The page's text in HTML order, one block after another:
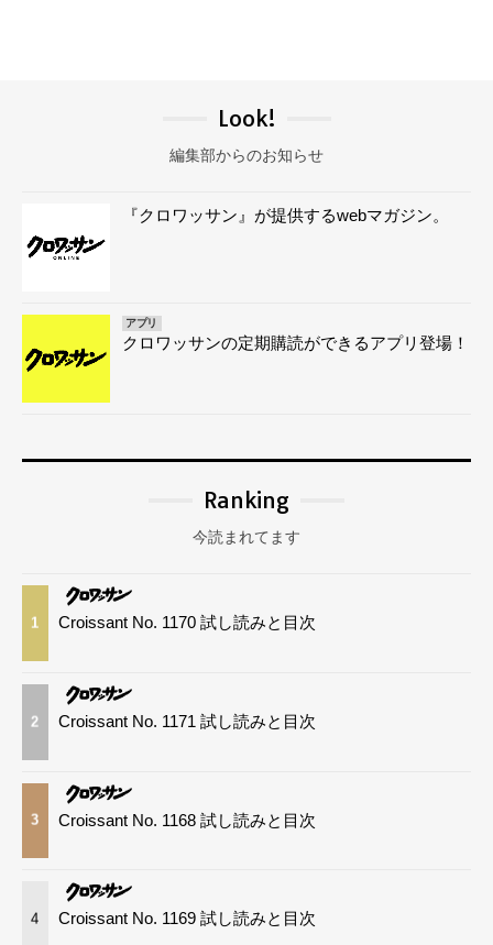
Look!
編集部からのお知らせ
『クロワッサン』が提供するwebマガジン。
アプリ
クロワッサンの定期購読ができるアプリ登場！
Ranking
今読まれてます
1 Croissant No. 1170 試し読みと目次
2 Croissant No. 1171 試し読みと目次
3 Croissant No. 1168 試し読みと目次
4 Croissant No. 1169 試し読みと目次